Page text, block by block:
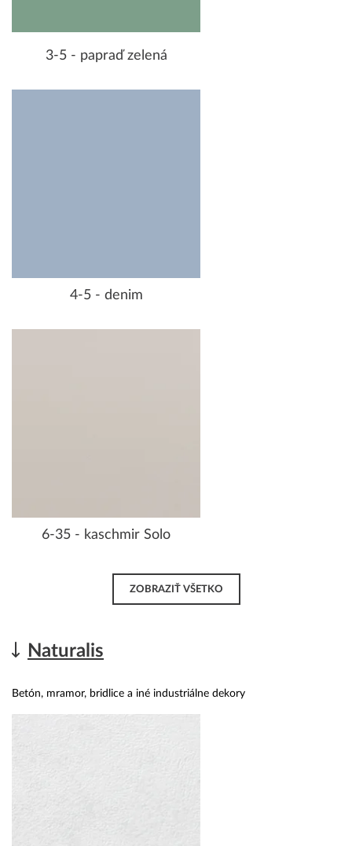
3-5 - papraď zelená
4-5 - denim
6-35 - kaschmir Solo
ZOBRAZIŤ VŠETKO
Naturalis
Betón, mramor, bridlice a iné industriálne dekory